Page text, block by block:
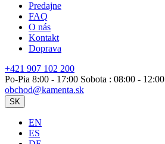
Predajne
FAQ
O nás
Kontakt
Doprava
+421 907 102 200
Po-Pia 8:00 - 17:00 Sobota : 08:00 - 12:00
obchod@kamenta.sk
SK
EN
ES